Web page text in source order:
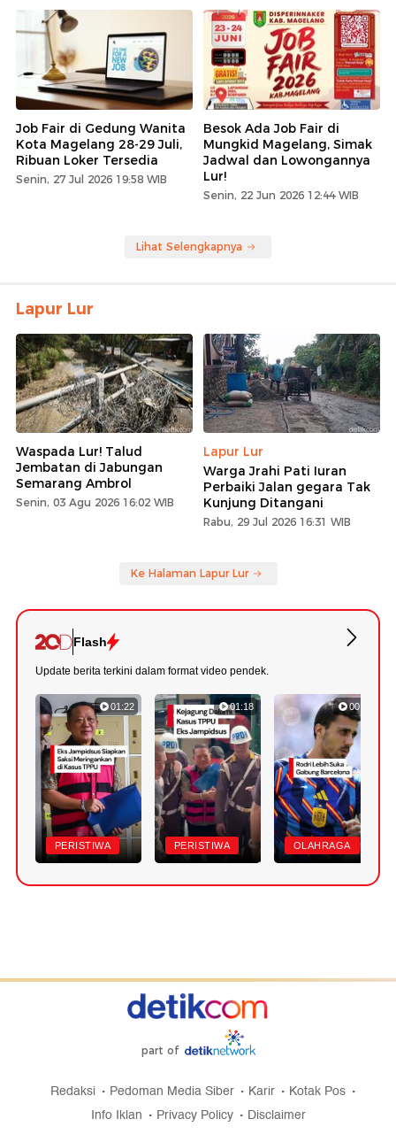
Job Fair di Gedung Wanita
Kota Magelang 28-29 Juli,
Ribuan Loker Tersedia
Senin, 27 Jul 2026 19:58 WIB
Besok Ada Job Fair di
Mungkid Magelang, Simak
Jadwal dan Lowongannya
Lur!
Senin, 22 Jun 2026 12:44 WIB
Lihat Selengkapnya
Lapur Lur
Waspada Lur! Talud
Jembatan di Jabungan
Semarang Ambrol
Senin, 03 Agu 2026 16:02 WIB
Lapur Lur
Warga Jrahi Pati Iuran
Perbaiki Jalan gegara Tak
Kunjung Ditangani
Rabu, 29 Jul 2026 16:31 WIB
Ke Halaman Lapur Lur
Flash
Update berita terkini dalam format video pendek.
01:22
PERISTIWA
01:18
PERISTIWA
00:47
OLAHRAGA
part of
Redaksi Pedoman Media Siber Karir
Kotak Pos
Info Iklan
Privacy Policy Disclaimer